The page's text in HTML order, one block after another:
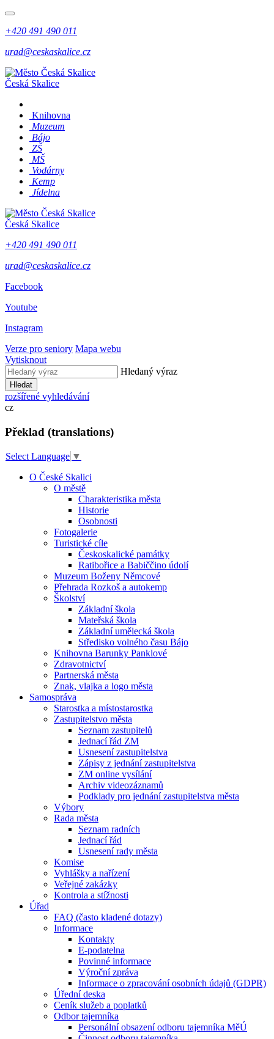
+420 491 490 011
urad@ceskaskalice.cz
Česká Skalice
Knihovna
Muzeum
Bájo
ZŠ
MŠ
Vodárny
Kemp
Jídelna
Česká Skalice
+420 491 490 011
urad@ceskaskalice.cz
Facebook
Youtube
Instagram
Verze pro seniory Mapa webu
Vytisknout
Hledaný výraz
Hledat
rozšířené vyhledávání
cz
Překlad (translations)
Select Language ▼
O České Skalici
O městě
Charakteristika města
Historie
Osobnosti
Fotogalerie
Turistické cíle
Českoskalické památky
Ratibořice a Babiččino údolí
Muzeum Boženy Němcové
Přehrada Rozkoš a autokemp
Školství
Základní škola
Mateřská škola
Základní umělecká škola
Středisko volného času Bájo
Knihovna Barunky Panklové
Zdravotnictví
Partnerská města
Znak, vlajka a logo města
Samospráva
Starostka a místostarostka
Zastupitelstvo města
Seznam zastupitelů
Jednací řád ZM
Usnesení zastupitelstva
Zápisy z jednání zastupitelstva
ZM online vysílání
Archiv videozáznamů
Podklady pro jednání zastupitelstva města
Výbory
Rada města
Seznam radních
Jednací řád
Usnesení rady města
Komise
Vyhlášky a nařízení
Veřejné zakázky
Kontrola a stížnosti
Úřad
FAQ (často kladené dotazy)
Informace
Kontakty
E-podatelna
Povinné informace
Výroční zpráva
Informace o zpracování osobních údajů (GDPR)
Úřední deska
Ceník služeb a poplatků
Odbor tajemníka
Personální obsazení odboru tajemníka MěÚ